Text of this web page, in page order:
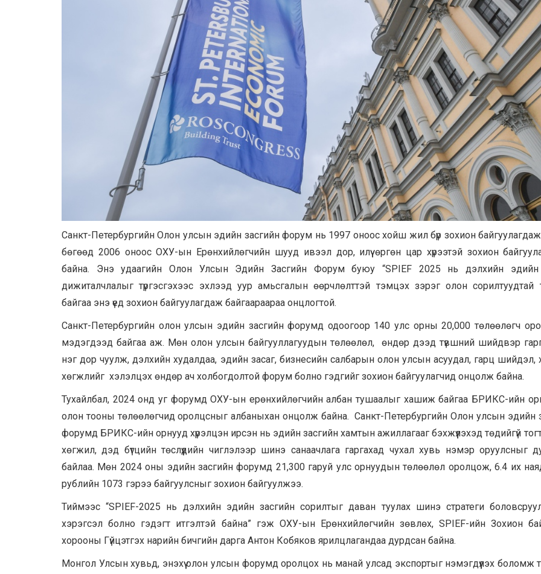
Санкт-Петербургийн Олон улсын эдийн засгийн форум нь 1997 оноос хойш жил бүр зохион
бөгөөд 2006 оноос ОХУ-ын Ерөнхийлөгчийн шууд ивээл дор, илүү өргөн цар хүрээтэй зохион
байна. Энэ удаагийн Олон Улсын Эдийн Засгийн Форум буюу “SPIEF 2025 нь дэлхийн эдийн
дижиталчлалыг түргэсгэхээс эхлээд уур амьсгалын өөрчлөлттэй тэмцэх зэрэг олон сорилтуудтай
байгаа энэ үед зохион байгуулагдаж байгаараараа онцлогтой.
Санкт-Петербургийн олон улсын эдийн засгийн форумд одоогоор 140 улс орны 20,000 төлөөлөгч
мэдэгдээд байгаа аж. Мөн олон улсын байгууллагуудын төлөөлөл, өндөр дээд түвшний шийдвэр гаргах
нэг дор чуулж, дэлхийн худалдаа, эдийн засаг, бизнесийн салбарын олон улсын асуудал, гарц шийдэл,
хөгжлийг хэлэлцэх өндөр ач холбогдолтой форум болно гэдгийг зохион байгуулагчид онцолж байна.
Тухайлбал, 2024 онд уг форумд ОХУ-ын ерөнхийлөгчийн албан тушаалыг хашиж байгаа БРИКС-ийн
олон тооны төлөөлөгчид оролцсныг албаныхан онцолж байна. Санкт-Петербургийн Олон улсын эдийн
форумд БРИКС-ийн орнууд хүрэлцэн ирсэн нь эдийн засгийн хамтын ажиллагааг бэхжүүлэхэд төдийгүй
хөгжил, дэд бүтцийн төслүүдийн чиглэлээр шинэ санаачлага гаргахад чухал хувь нэмэр оруулсныг
байлаа. Мөн 2024 оны эдийн засгийн форумд 21,300 гаруй улс орнуудын төлөөлөл оролцож, 6.4 их
рублийн 1073 гэрээ байгуулсныг зохион байгуулжээ.
Тиймээс “SPIEF-2025 нь дэлхийн эдийн засгийн сорилтыг даван туулах шинэ стратеги
хэрэгсэл болно гэдэгт итгэлтэй байна” гэж ОХУ-ын Ерөнхийлөгчийн зөвлөх, SPIEF-ийн Зохион
хорооны Гүйцэтгэх нарийн бичгийн дарга Антон Кобяков ярилцлагандаа дурдсан байна.
Монгол Улсын хувьд, энэхүү олон улсын форумд оролцох нь манай улсад экспортыг нэмэгдүүлэх боломж